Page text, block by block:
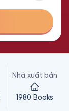
Nhà xuất bản
1980 Books